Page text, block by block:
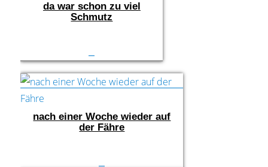
da war schon zu viel
Schmutz
nach einer Woche wieder auf
der Fähre